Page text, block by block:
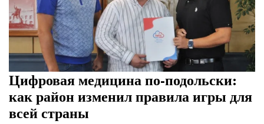
Цифровая медицина по-подольски:
как район изменил правила игры для
всей страны